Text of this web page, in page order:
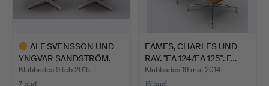
ALF SVENSSON UND
YNGVAR SANDSTRÖM.
Galaxy …
Klubbades 9 feb 2015
EAMES, CHARLES UND
RAY. "EA 124/EA 125". F…
Klubbades 19 maj 2014